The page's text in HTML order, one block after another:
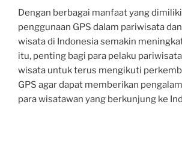
Dengan berbagai manfaat yang
penggunaan GPS dalam pariwisata
wisata di Indonesia semakin
itu, penting bagi para pelaku
wisata untuk terus mengikuti
GPS agar dapat memberikan
para wisatawan yang berkunjung ke